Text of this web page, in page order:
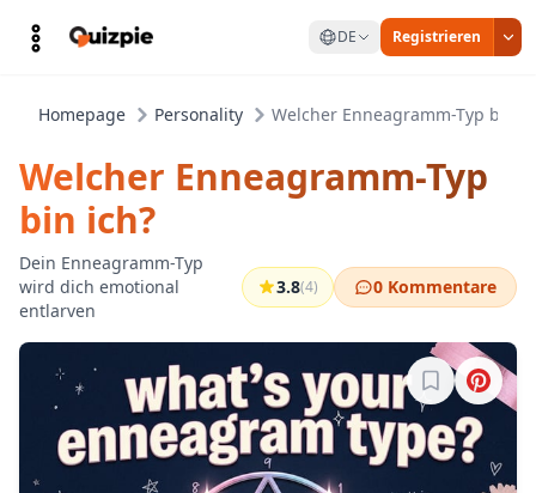
DE Registrieren
Homepage Personality Welcher Enneagramm-Typ bin
Welcher Enneagramm-Typ
bin ich?
Dein Enneagramm-Typ
wird dich emotional
entlarven
3.8(4) 0 Kommentare
Melde dich